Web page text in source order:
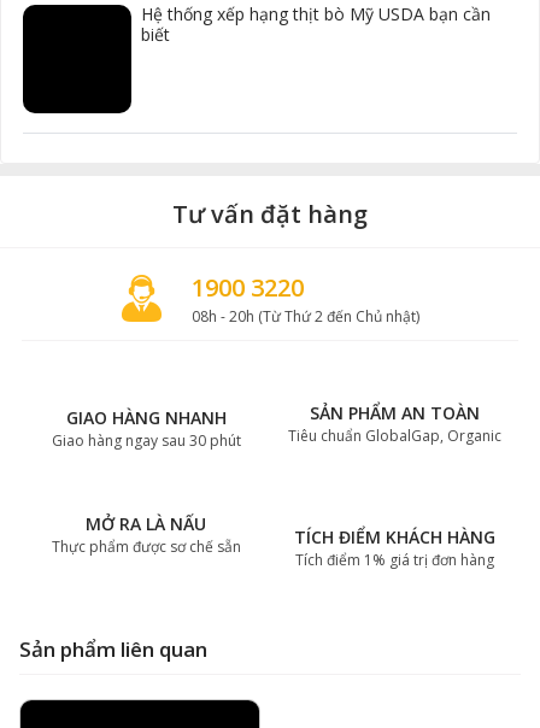
Hệ thống xếp hạng thịt bò Mỹ USDA bạn cần
biết
Tư vấn đặt hàng
1900 3220
08h - 20h (Từ Thứ 2 đến Chủ nhật)
GIAO HÀNG NHANH
Giao hàng ngay sau 30 phút
SẢN PHẨM AN TOÀN
Tiêu chuẩn GlobalGap, Organic
MỞ RA LÀ NẤU
Thực phẩm được sơ chế sẵn TÍCH ĐIỂM KHÁCH HÀNG
Tích điểm 1% giá trị đơn hàng
Sản phẩm liên quan